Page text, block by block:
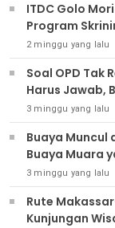
ITDC Golo
Program
2 minggu yang lalu
Soal OPD Tak
Harus Jawab,
3 minggu yang lalu
Buaya Muncul
Buaya Muara
3 minggu yang lalu
Rute
Kunjungan